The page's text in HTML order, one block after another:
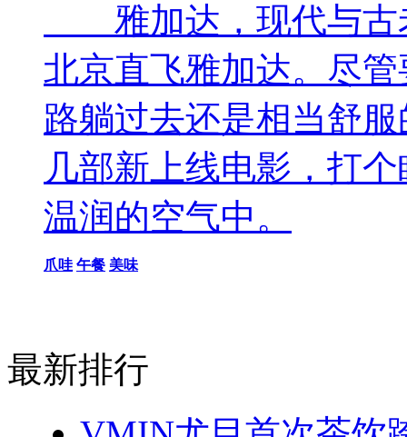
雅加达，现代与
北京直飞雅加达。尽
路躺过去还是相当舒
几部新上线电影，打
温润的空气中。
爪哇 午餐 美味
最新排行